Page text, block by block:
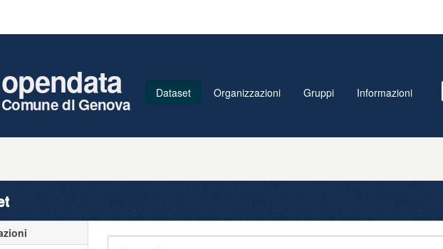
opendata
Comune di Genova
Dataset Organizzazioni Gruppi Informazioni